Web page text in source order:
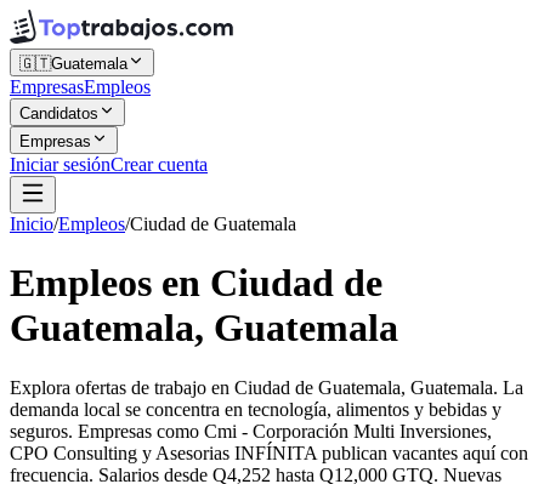
🇬🇹Guatemala
EmpresasEmpleos
Candidatos
Empresas
Iniciar sesiónCrear cuenta
Inicio/Empleos/Ciudad de Guatemala
Empleos en Ciudad de
Guatemala, Guatemala
Explora ofertas de trabajo en Ciudad de Guatemala, Guatemala. La
demanda local se concentra en tecnología, alimentos y bebidas y
seguros. Empresas como Cmi - Corporación Multi Inversiones,
CPO Consulting y Asesorias INFÍNITA publican vacantes aquí con
frecuencia. Salarios desde Q4,252 hasta Q12,000 GTQ. Nuevas